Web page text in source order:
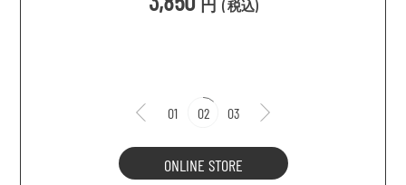
円 (税込)
01 02 03
ONLINE STORE